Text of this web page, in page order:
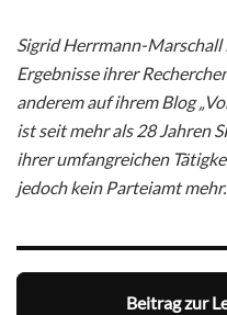
Sigrid Herrmann-
Ergebnisse ihrer
anderem auf ihrem Blog
ist seit mehr als 28 Jahren
ihrer umfangreichen
jedoch kein Parteiamt mehr.
Beitrag zur